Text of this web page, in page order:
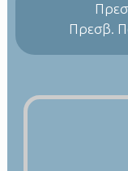
Πρεσβ.